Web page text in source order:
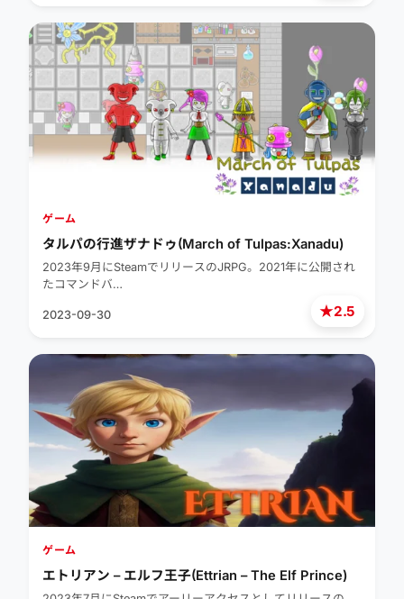
★2.5
ゲーム
タルパの行進ザナドゥ(March of Tulpas:Xanadu)
2023年9月にSteamでリリースのJRPG。2021年に公開され
たコマンドバ…
2023-09-30
ゲーム
エトリアン – エルフ王子(Ettrian – The Elf Prince)